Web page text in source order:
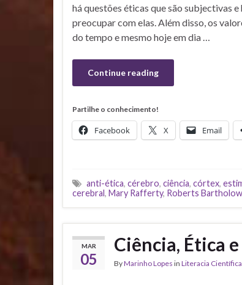
há questões éticas que são subjectivas
preocupar com elas. Além disso, os
do tempo e mesmo hoje em dia …
Continue reading
Partilhe o conhecimento!
Facebook X Email
anti-ética, cérebro, ciência, córtex,
cerebral, Mary Rafferty, Roberts Bartholow
MAR
05
Ciência, Ética
ByMarinho Lopes in Literacia Científica